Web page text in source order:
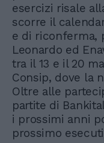
esercizi risale
scorre il
e di riconferma,
Leonardo ed
tra il 13 e il 20
Consip, dove la
Oltre alle
partite di
i prossimi anni
prossimo